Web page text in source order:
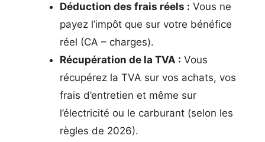
Déduction des frais réels : Vous ne
payez l’impôt que sur votre bénéfice
réel (CA – charges).
Récupération de la TVA : Vous
récupérez la TVA sur vos achats, vos
frais d’entretien et même sur
l’électricité ou le carburant (selon les
règles de 2026).